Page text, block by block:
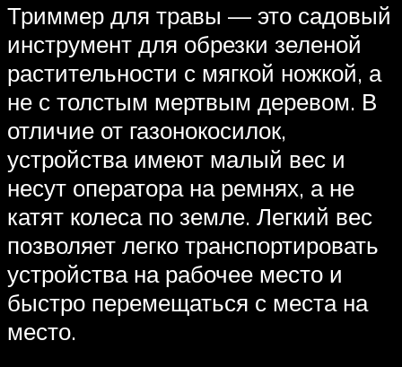
Триммер для травы — это садовый
инструмент для обрезки зеленой
растительности с мягкой ножкой, а
не с толстым мертвым деревом. В
отличие от газонокосилок,
устройства имеют малый вес и
несут оператора на ремнях, а не
катят колеса по земле. Легкий вес
позволяет легко транспортировать
устройства на рабочее место и
быстро перемещаться с места на
место.